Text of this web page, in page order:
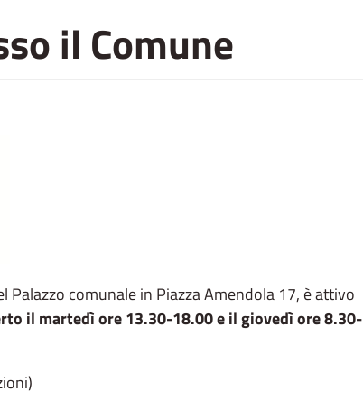
il Comune
comunale in Piazza Amendola 17, è attivo
il martedì ore 13.30-18.00 e il giovedì ore 8.30-